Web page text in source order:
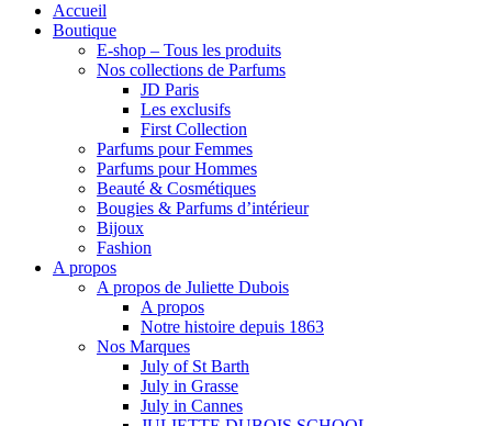
Accueil
Boutique
E-shop – Tous les produits
Nos collections de Parfums
JD Paris
Les exclusifs
First Collection
Parfums pour Femmes
Parfums pour Hommes
Beauté & Cosmétiques
Bougies & Parfums d’intérieur
Bijoux
Fashion
A propos
A propos de Juliette Dubois
A propos
Notre histoire depuis 1863
Nos Marques
July of St Barth
July in Grasse
July in Cannes